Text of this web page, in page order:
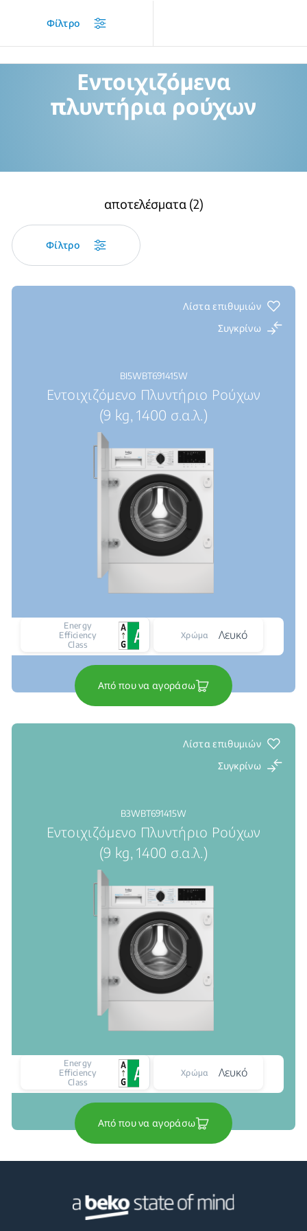
Προϊόντα
Εντοιχιζόμενα
πλυντήρια ρούχων
αποτελέσματα (2)
Φίλτρο
Λίστα επιθυμιών
Συγκρίνω
BI5WBT691415W
Εντοιχιζόμενο Πλυντήριο Ρούχων
(9 kg, 1400 σ.α.λ.)
Energy
Efficiency
Class
Χρώμα Λευκό
Από που να αγοράσω
Λίστα επιθυμιών
Συγκρίνω
B3WBT691415W
Εντοιχιζόμενο Πλυντήριο Ρούχων
(9 kg, 1400 σ.α.λ.)
Energy
Efficiency
Class
Χρώμα Λευκό
Από που να αγοράσω
Φίλτρο